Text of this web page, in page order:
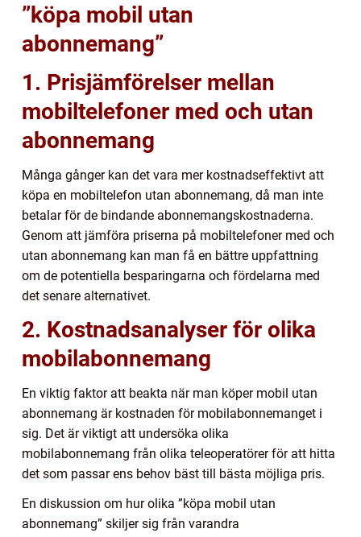
”köpa mobil utan
abonnemang”
1. Prisjämförelser mellan
mobiltelefoner med och utan
abonnemang
Många gånger kan det vara mer kostnadseffektivt att
köpa en mobiltelefon utan abonnemang, då man inte
betalar för de bindande abonnemangskostnaderna.
Genom att jämföra priserna på mobiltelefoner med och
utan abonnemang kan man få en bättre uppfattning
om de potentiella besparingarna och fördelarna med
det senare alternativet.
2. Kostnadsanalyser för olika
mobilabonnemang
En viktig faktor att beakta när man köper mobil utan
abonnemang är kostnaden för mobilabonnemanget i
sig. Det är viktigt att undersöka olika
mobilabonnemang från olika teleoperatörer för att hitta
det som passar ens behov bäst till bästa möjliga pris.
En diskussion om hur olika ”köpa mobil utan
abonnemang” skiljer sig från varandra